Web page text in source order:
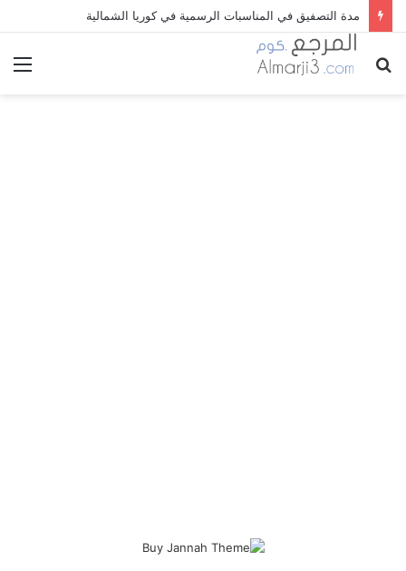
مدة التصفيق في المناسبات الرسمية في كوريا الشمالية
بحث